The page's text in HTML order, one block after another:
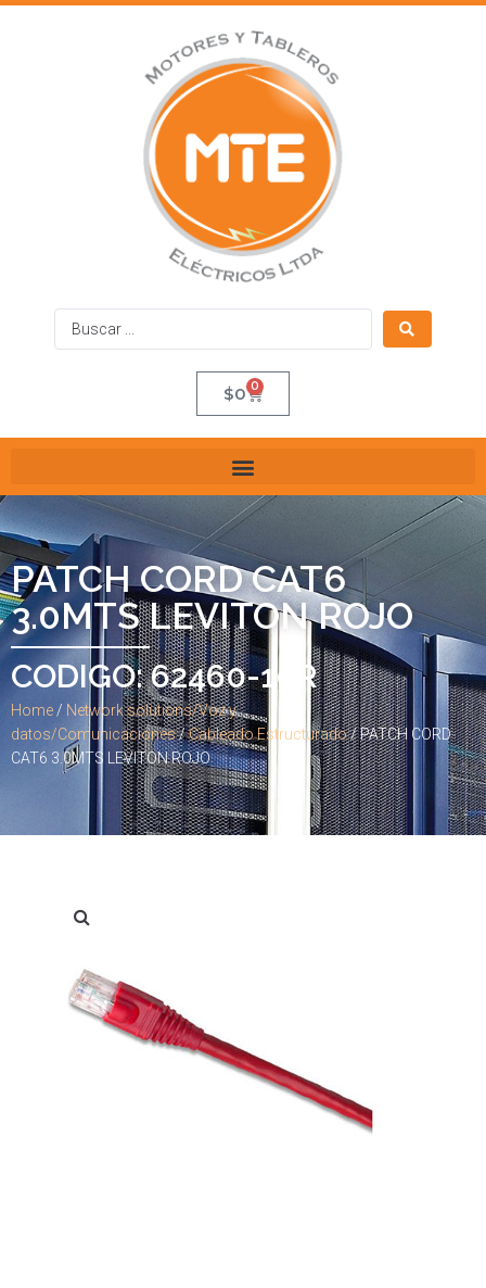
$0 0
PATCH CORD CAT6
3.0MTS LEVITON ROJO
CODIGO: 62460-10R
Home / Network solutions/Voz y
datos/Comunicaciones/Cableado Estructurado/ PATCH CORD
CAT6 3.0MTS LEVITON ROJO